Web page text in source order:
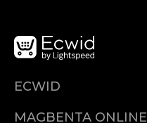
ECWID
MAGBENTA ONLINE